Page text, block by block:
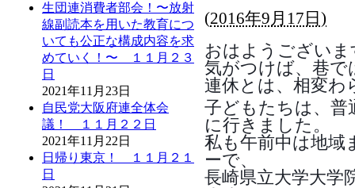
生団連消費者部会！〜放射
線副読本を用いた教育につ
いても公正な構成内容を求
めていく！〜 １１月２３
日
2021年11月23日
自民党大阪府連全体会
議！ １１月２２日
2021年11月22日
日帰り東京！ １１月２１
日
(2016年9月17日)
おはようございま
気がつけば、巷で
連休とは、相変わ
子どもたちは、普
に行きました。
私も午前中は地域
ーで、
長崎県立大学大学